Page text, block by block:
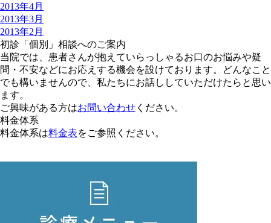
2013年4月
2013年3月
2013年2月
初診「個別」相談へのご案内
当院では、患者さんが抱えていらっしゃるお口のお悩みや疑
問・不安などにお応えする機会を設けております。どんなこと
でも構いませんので、私たちにお話ししていただけたらと思い
ます。
ご興味がある方はお問い合わせ ください。
料金体系
料金体系は料金表をご参照ください。